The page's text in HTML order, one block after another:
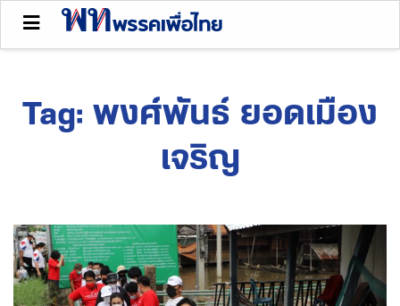
Tag: พงศ์พันธ์ ยอดเมือง
เจริญ